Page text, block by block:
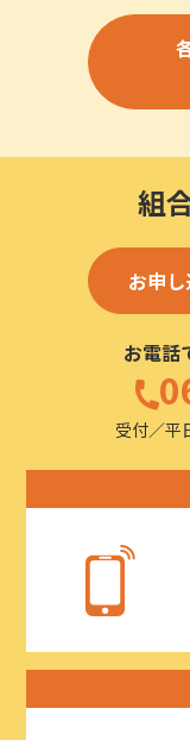
組
お申
お電話
受付／平